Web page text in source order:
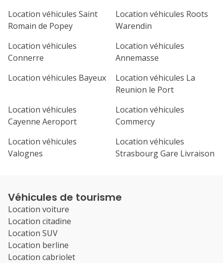
Location véhicules Saint
Romain de Popey
Location véhicules Roots
Warendin
Location véhicules
Connerre
Location véhicules
Annemasse
Location véhicules Bayeux
Location véhicules La
Reunion le Port
Location véhicules
Cayenne Aeroport
Location véhicules
Commercy
Location véhicules
Valognes
Location véhicules
Strasbourg Gare Livraison
Véhicules de tourisme
Location voiture
Location citadine
Location SUV
Location berline
Location cabriolet